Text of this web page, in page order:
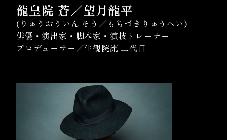
龍皇院 蒼／望月龍平
(りゅうおういん そう／もちづきりゅうへい)
俳優・演出家・脚本家・演技トレーナー
プロデューサー／生観院流 二代目